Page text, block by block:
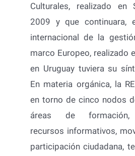
Culturales, realizado en
2009 y que continuara,
internacional de la
marco Europeo, realizado
en Uruguay tuviera su
En materia orgánica, la
en torno de cinco nodos
áreas de formación,
recursos informativos,
participación ciudadana,